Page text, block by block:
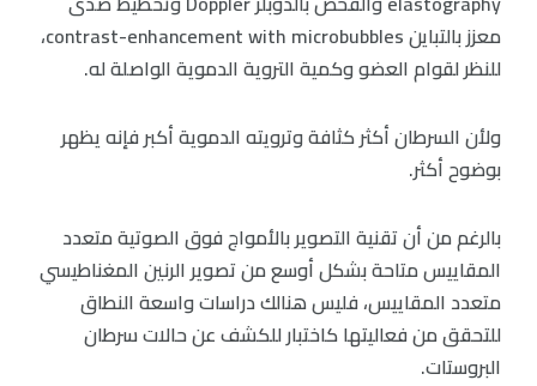
معزز بالتباين contrast-enhancement with microbubbles،
للنظر لقوام العضو وكمية التروية الدموية الواصلة له.
ولأن السرطان أكثر كثافة وترويته الدموية أكبر فإنه يظهر
بوضوح أكثر.
بالرغم من أن تقنية التصوير بالأمواج فوق الصوتية متعدد
المقاييس متاحة بشكل أوسع من تصوير الرنين المغناطيسي
متعدد المقاييس، فليس هنالك دراسات واسعة النطاق
للتحقق من فعاليتها كاختبار للكشف عن حالات سرطان
البروستات.